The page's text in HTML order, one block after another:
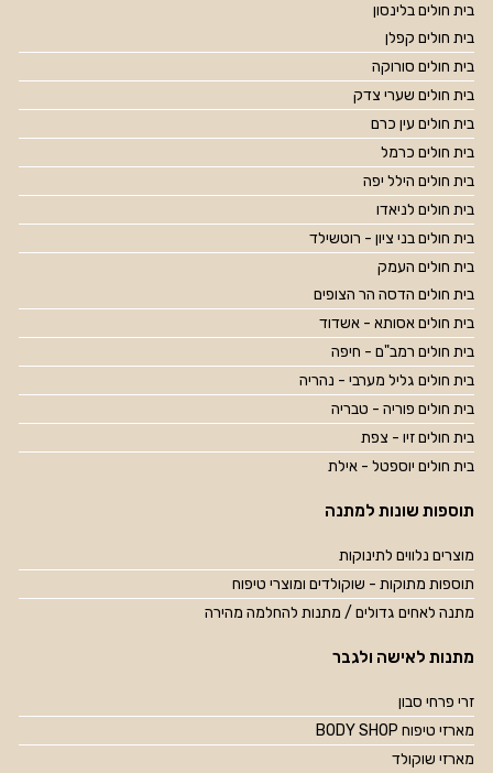
בית חולים בלינסון
בית חולים קפלן
בית חולים סורוקה
בית חולים שערי צדק
בית חולים עין כרם
בית חולים כרמל
בית חולים הילל יפה
בית חולים לניאדו
בית חולים בני ציון - רוטשילד
בית חולים העמק
בית חולים הדסה הר הצופים
בית חולים אסותא - אשדוד
בית חולים רמב"ם - חיפה
בית חולים גליל מערבי - נהריה
בית חולים פוריה - טבריה
בית חולים זיו - צפת
בית חולים יוספטל - אילת
תוספות שונות למתנה
מוצרים נלווים לתינוקות
תוספות מתוקות - שוקולדים ומוצרי טיפוח
מתנה לאחים גדולים / מתנות להחלמה מהירה
מתנות לאישה ולגבר
זרי פרחי סבון
מארזי טיפוח BODY SHOP
מארזי שוקולד